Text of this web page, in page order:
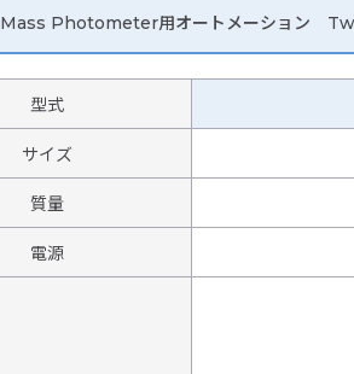
Mass Photometer用オートメーション
型式
サイズ
質量
電源